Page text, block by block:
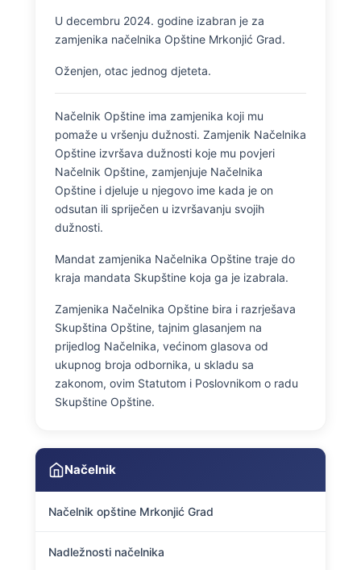
U decembru 2024. godine izabran je za
zamjenika načelnika Opštine Mrkonjić Grad.
Oženjen, otac jednog djeteta.
Načelnik Opštine ima zamjenika koji mu
pomaže u vršenju dužnosti. Zamjenik Načelnika
Opštine izvršava dužnosti koje mu povjeri
Načelnik Opštine, zamjenjuje Načelnika
Opštine i djeluje u njegovo ime kada je on
odsutan ili spriječen u izvršavanju svojih
dužnosti.
Mandat zamjenika Načelnika Opštine traje do
kraja mandata Skupštine koja ga je izabrala.
Zamjenika Načelnika Opštine bira i razrješava
Skupština Opštine, tajnim glasanjem na
prijedlog Načelnika, većinom glasova od
ukupnog broja odbornika, u skladu sa
zakonom, ovim Statutom i Poslovnikom o radu
Skupštine Opštine.
Načelnik
Načelnik opštine Mrkonjić Grad
Nadležnosti načelnika